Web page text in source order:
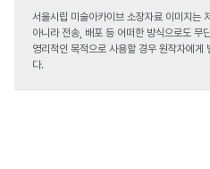
서울시립 미술아카이브 소장자료 이미지는
아니라 전송, 배포 등 어떠한 방식으로도 무
영리적인 목적으로 사용할 경우 원작자에게
다.